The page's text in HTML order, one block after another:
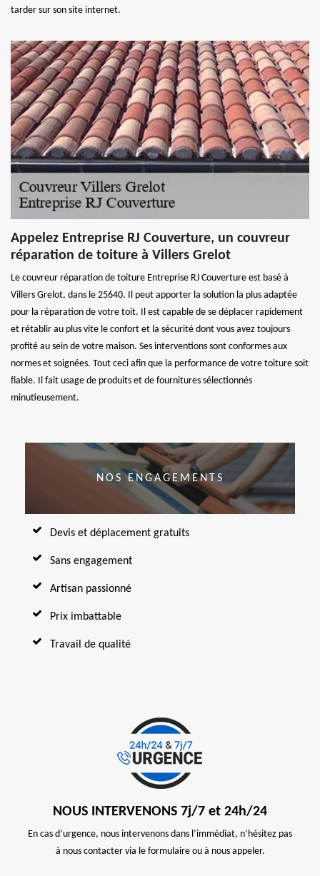
tarder sur son site internet.
Appelez Entreprise RJ Couverture, un couvreur
réparation de toiture à Villers Grelot
Le couvreur réparation de toiture Entreprise RJ Couverture est basé à
Villers Grelot, dans le 25640. Il peut apporter la solution la plus adaptée
pour la réparation de votre toit. Il est capable de se déplacer rapidement
et rétablir au plus vite le confort et la sécurité dont vous avez toujours
profité au sein de votre maison. Ses interventions sont conformes aux
normes et soignées. Tout ceci afin que la performance de votre toiture soit
fiable. Il fait usage de produits et de fournitures sélectionnés
minutieusement.
NOS ENGAGEMENTS
Devis et déplacement gratuits
Sans engagement
Artisan passionné
Prix imbattable
Travail de qualité
NOUS INTERVENONS 7j/7 et 24h/24
En cas d’urgence, nous intervenons dans l’immédiat, n’hésitez pas
à nous contacter via le formulaire ou à nous appeler.